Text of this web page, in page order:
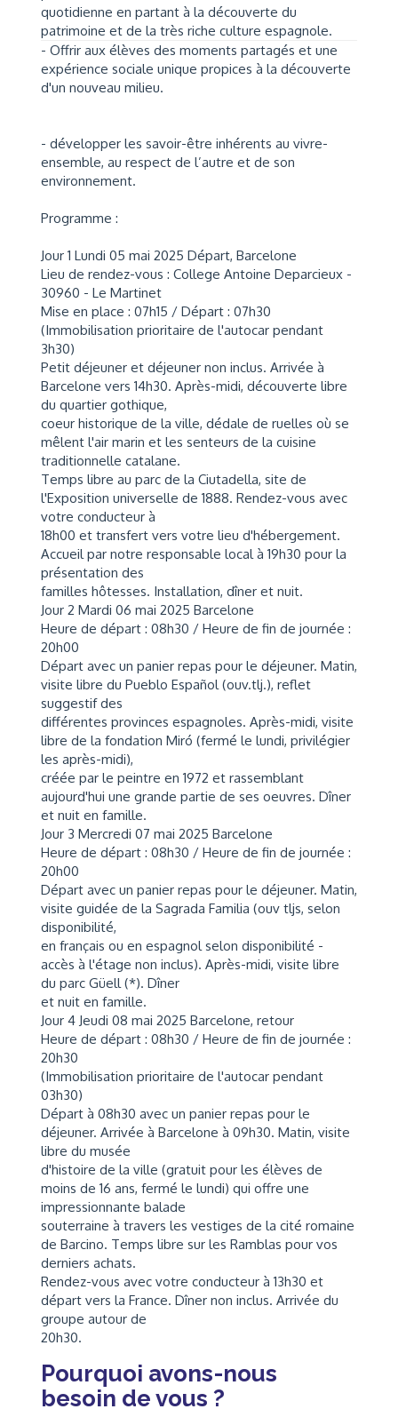
quotidienne en partant à la découverte du
patrimoine et de la très riche culture espagnole.
- Offrir aux élèves des moments partagés et une
expérience sociale unique propices à la découverte
d'un nouveau milieu.
- développer les savoir-être inhérents au vivre-
ensemble, au respect de l’autre et de son
environnement.
Programme :
Jour 1 Lundi 05 mai 2025 Départ, Barcelone
Lieu de rendez-vous : College Antoine Deparcieux -
30960 - Le Martinet
Mise en place : 07h15 / Départ : 07h30
(Immobilisation prioritaire de l'autocar pendant
3h30)
Petit déjeuner et déjeuner non inclus. Arrivée à
Barcelone vers 14h30. Après-midi, découverte libre
du quartier gothique,
coeur historique de la ville, dédale de ruelles où se
mêlent l'air marin et les senteurs de la cuisine
traditionnelle catalane.
Temps libre au parc de la Ciutadella, site de
l'Exposition universelle de 1888. Rendez-vous avec
votre conducteur à
18h00 et transfert vers votre lieu d'hébergement.
Accueil par notre responsable local à 19h30 pour la
présentation des
familles hôtesses. Installation, dîner et nuit.
Jour 2 Mardi 06 mai 2025 Barcelone
Heure de départ : 08h30 / Heure de fin de journée :
20h00
Départ avec un panier repas pour le déjeuner. Matin,
visite libre du Pueblo Español (ouv.tlj.), reflet
suggestif des
différentes provinces espagnoles. Après-midi, visite
libre de la fondation Miró (fermé le lundi, privilégier
les après-midi),
créée par le peintre en 1972 et rassemblant
aujourd'hui une grande partie de ses oeuvres. Dîner
et nuit en famille.
Jour 3 Mercredi 07 mai 2025 Barcelone
Heure de départ : 08h30 / Heure de fin de journée :
20h00
Départ avec un panier repas pour le déjeuner. Matin,
visite guidée de la Sagrada Familia (ouv tljs, selon
disponibilité,
en français ou en espagnol selon disponibilité -
accès à l'étage non inclus). Après-midi, visite libre
du parc Güell (*). Dîner
et nuit en famille.
Jour 4 Jeudi 08 mai 2025 Barcelone, retour
Heure de départ : 08h30 / Heure de fin de journée :
20h30
(Immobilisation prioritaire de l'autocar pendant
03h30)
Départ à 08h30 avec un panier repas pour le
déjeuner. Arrivée à Barcelone à 09h30. Matin, visite
libre du musée
d'histoire de la ville (gratuit pour les élèves de
moins de 16 ans, fermé le lundi) qui offre une
impressionnante balade
souterraine à travers les vestiges de la cité romaine
de Barcino. Temps libre sur les Ramblas pour vos
derniers achats.
Rendez-vous avec votre conducteur à 13h30 et
départ vers la France. Dîner non inclus. Arrivée du
groupe autour de
20h30.
Pourquoi avons-nous
besoin de vous ?